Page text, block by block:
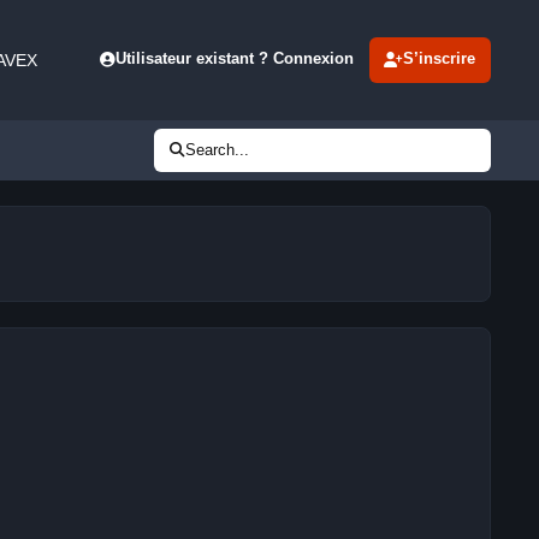
Utilisateur existant ? Connexion S’inscrire
Search...